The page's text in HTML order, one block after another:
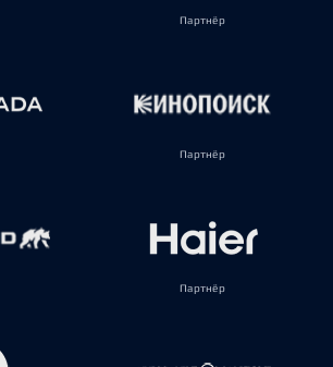
Партнёр
Партнёр
Партнёр